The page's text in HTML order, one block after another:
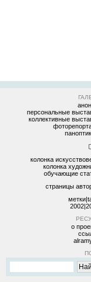
персональные
коллективные
колонка
колонка
обучающие
страницы
о